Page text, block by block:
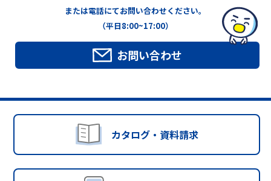
または電話にてお問い合わせください。
（平日8:00~17:00）
お問い合わせ
カタログ・資料請求